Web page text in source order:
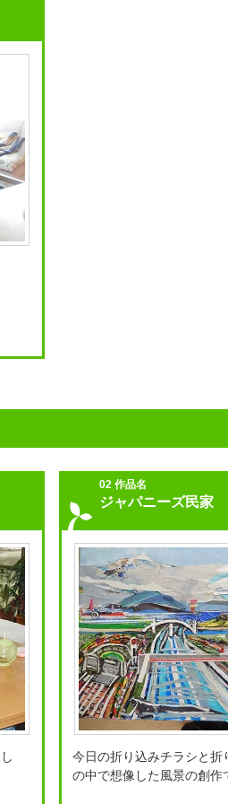
02 作品名
ジャパニーズ民家
今日の折り込みチラシと折
の中で想像した風景の創作